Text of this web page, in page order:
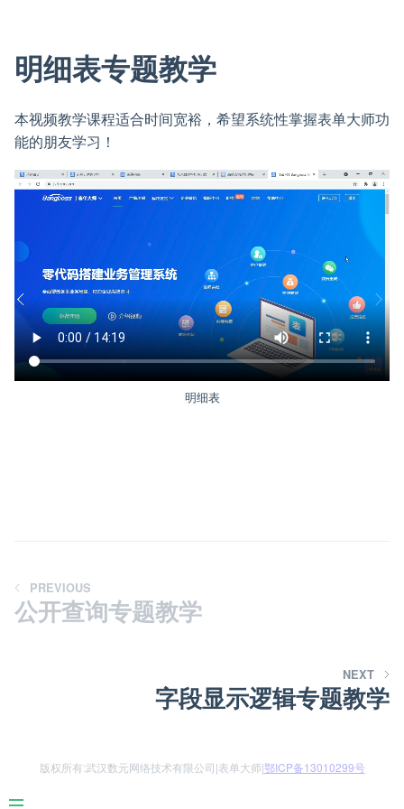
明细表专题教学
本视频教学课程适合时间宽裕，希望系统性掌握表单大师功
能的朋友学习！
明细表
PREVIOUS
公开查询专题教学
NEXT
字段显示逻辑专题教学
版权所有:武汉数元网络技术有限公司|表单大师|鄂ICP备13010299号